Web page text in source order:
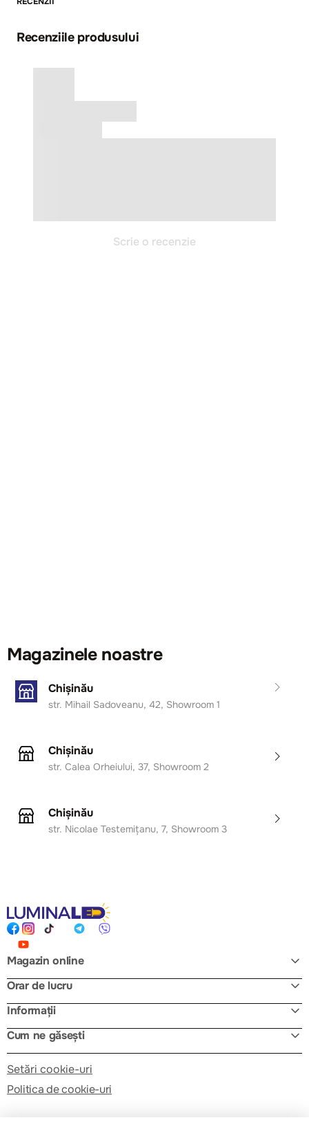
Recenziile produsului
Scrie o recenzie
Magazinele noastre
Chișinău
str. Mihail Sadoveanu, 42, Showroom 1
Chișinău
str. Calea Orheiului, 37, Showroom 2
Chișinău
str. Nicolae Testemițanu, 7, Showroom 3
Magazin online
Orar de lucru
Informații
Cum ne găsești
Setări cookie-uri
Politica de cookie-uri